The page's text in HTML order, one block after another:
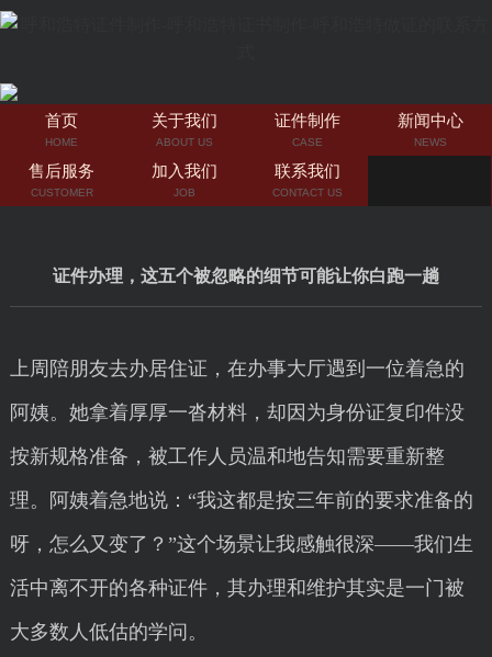
首页
HOME
关于我们
ABOUT US
证件制作
CASE
新闻中心
NEWS
售后服务
CUSTOMER
加入我们
JOB
联系我们
CONTACT US
证件办理，这五个被忽略的细节可能让你白跑一趟
上周陪朋友去办居住证，在办事大厅遇到一位着急的
阿姨。她拿着厚厚一沓材料，却因为身份证复印件没
按新规格准备，被工作人员温和地告知需要重新整
理。阿姨着急地说：“我这都是按三年前的要求准备的
呀，怎么又变了？”这个场景让我感触很深——我们生
活中离不开的各种证件，其办理和维护其实是一门被
大多数人低估的学问。